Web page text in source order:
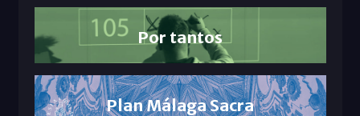
Por tantos
Plan Málaga Sacra